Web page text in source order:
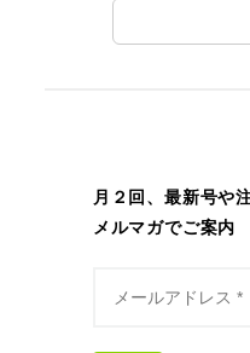
月２回、最新号や
メルマガでご案内